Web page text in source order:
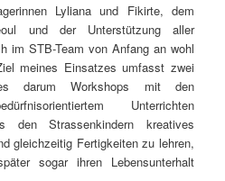
Lyliana und Fikirte, dem
und der Unterstützung aller
im STB-Team von Anfang an wohl
meines Einsatzes umfasst zwei
darum Workshops mit den
Unterrichten
den Strassenkindern kreatives
gleichzeitig Fertigkeiten zu lehren,
sogar ihren Lebensunterhalt